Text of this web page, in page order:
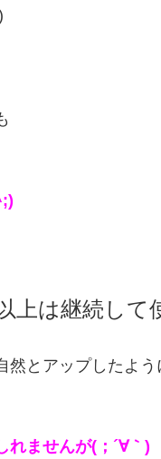
上は継続して
とアップしたよう
れませんが(；´∀｀)